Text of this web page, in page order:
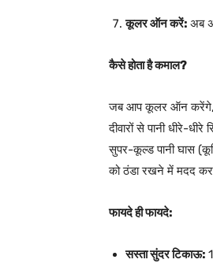
कूलर ऑन करें: अब
कैसे होता है कमाल?
जब आप कूलर ऑन करेंगे,
दीवारों से पानी धीरे-
सुपर-कूल्ड पानी घास
को ठंडा रखने में मदद
फायदे ही फायदे:
सस्ता सुंदर टिकाऊ: